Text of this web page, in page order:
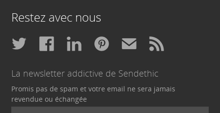
Restez avec nous
La newsletter addictive de Sendethic
Promis pas de spam et votre email ne sera jamais
revendue ou échangée